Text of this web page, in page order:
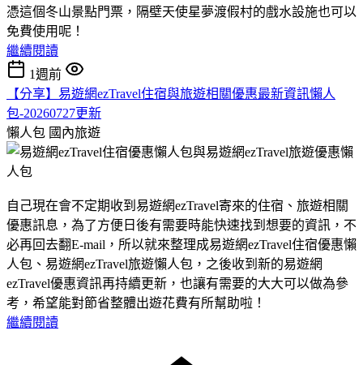
憑這個冬山景點門票，隔壁天使星夢渡假村的戲水設施也可以
免費使用呢！
繼續閱讀
1週前
【分享】易遊網ezTravel住宿與旅遊相關優惠最新資訊懶人
包-20260727更新
懶人包 國內旅遊
自己現在會不定期收到易遊網ezTravel寄來的住宿、旅遊相關
優惠訊息，為了方便日後有需要時能快速找到想要的資訊，不
必再回去翻E-mail，所以就來整理成易遊網ezTravel住宿優惠懶
人包、易遊網ezTravel旅遊懶人包，之後收到新的易遊網
ezTravel優惠資訊再持續更新，也讓有需要的大大可以做為參
考，希望能對節省整體出遊花費有所幫助啦！
繼續閱讀